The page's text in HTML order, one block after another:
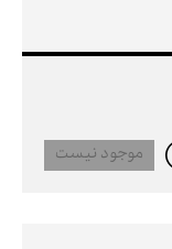
موجود نیست